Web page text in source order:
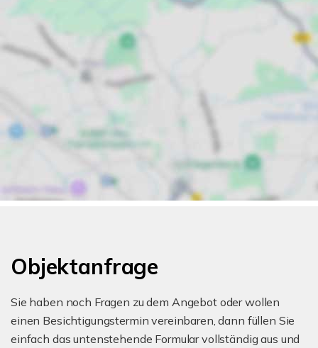
Objektanfrage
Sie haben noch Fragen zu dem Angebot oder wollen
einen Besichtigungstermin vereinbaren, dann füllen Sie
einfach das untenstehende Formular vollständig aus und